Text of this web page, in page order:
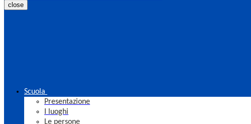
close
Scuola
Presentazione
I luoghi
Le persone